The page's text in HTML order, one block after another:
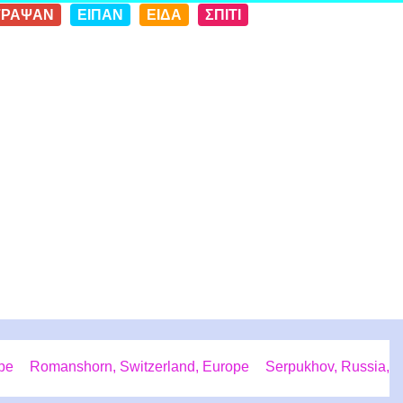
ΕΙΠΑΝ ΕΙΔΑ ΣΠΙΤΙ
Romanshorn, Switzerland, Europe
Serpukhov, Russia,